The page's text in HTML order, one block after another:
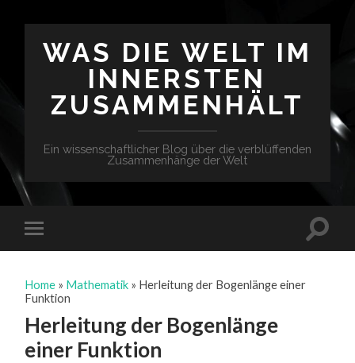
WAS DIE WELT IM
INNERSTEN
ZUSAMMENHÄLT
Ein wissenschaftlicher Blog über die verblüffenden
Zusammenhänge der Welt
Home » Mathematik » Herleitung der Bogenlänge einer
Funktion
Herleitung der Bogenlänge
einer Funktion